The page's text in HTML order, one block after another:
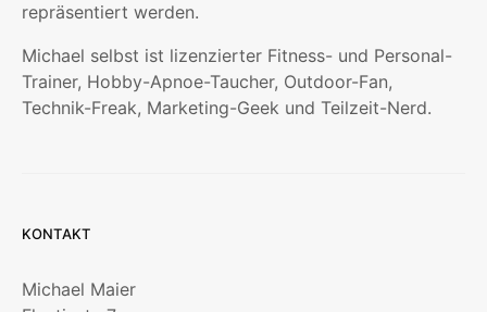
repräsentiert werden.
Michael selbst ist lizenzierter Fitness- und Personal-
Trainer, Hobby-Apnoe-Taucher, Outdoor-Fan,
Technik-Freak, Marketing-Geek und Teilzeit-Nerd.
KONTAKT
Michael Maier